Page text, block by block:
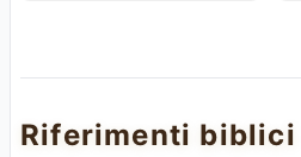
Riferimenti biblici